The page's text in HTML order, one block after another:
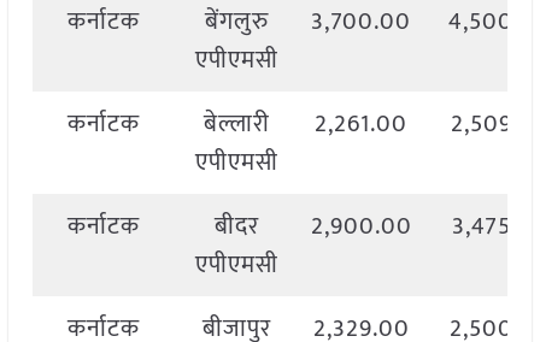
कर्नाटक
बेंगलुरु
एपीएमसी
3,700.00
कर्नाटक
बेल्लारी
एपीएमसी
2,261.00
कर्नाटक
बीदर
एपीएमसी
2,900.00
कर्नाटक
बीजापुर
2,329.00